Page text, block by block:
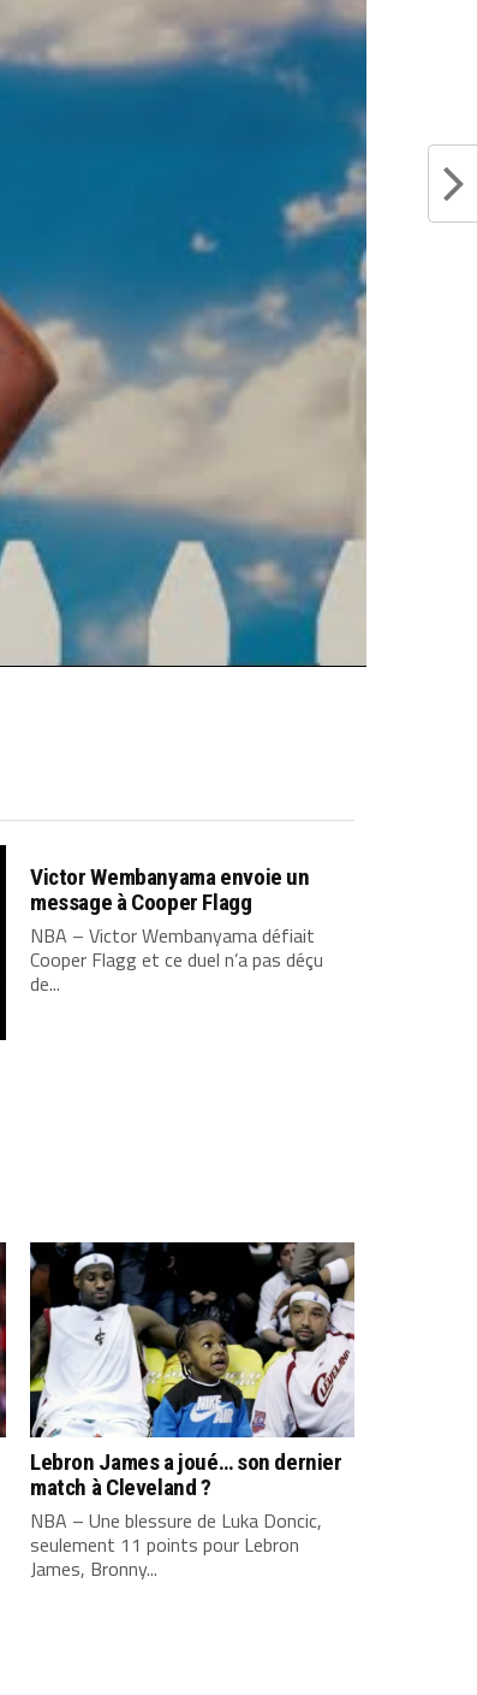
Victor Wembanyama envoie un
message à Cooper Flagg
NBA – Victor Wembanyama défiait
Cooper Flagg et ce duel n’a pas déçu
de...
Lebron James a joué… son dernier
match à Cleveland ?
NBA – Une blessure de Luka Doncic,
seulement 11 points pour Lebron
James, Bronny...